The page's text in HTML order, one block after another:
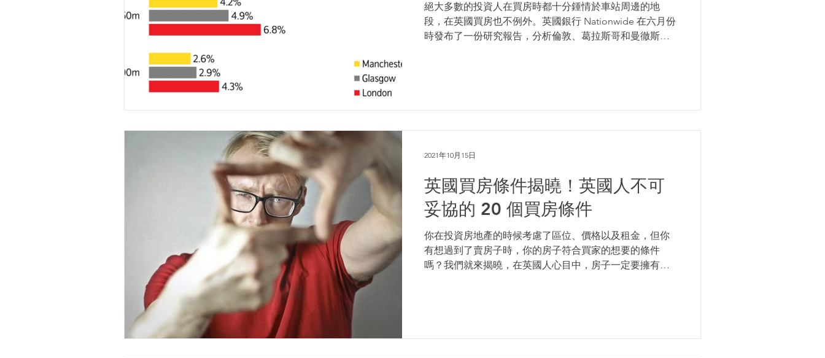
絕大多數的投資人在買房時都十分鍾情於車站周邊的地
段，在英國買房也不例外。英國銀行 Nationwide 在六月份
時發布了一份研究報告，分析倫敦、葛拉斯哥和曼徹斯特
英國買房條件揭曉！英國人不可
妥協的 20 個買房條件
你在投資房地產的時候考慮了區位、價格以及租金，但你
有想過到了賣房子時，你的房子符合買家的想要的條件
嗎？我們就來揭曉，在英國人心目中，房子一定要擁有的
2021年10月15日